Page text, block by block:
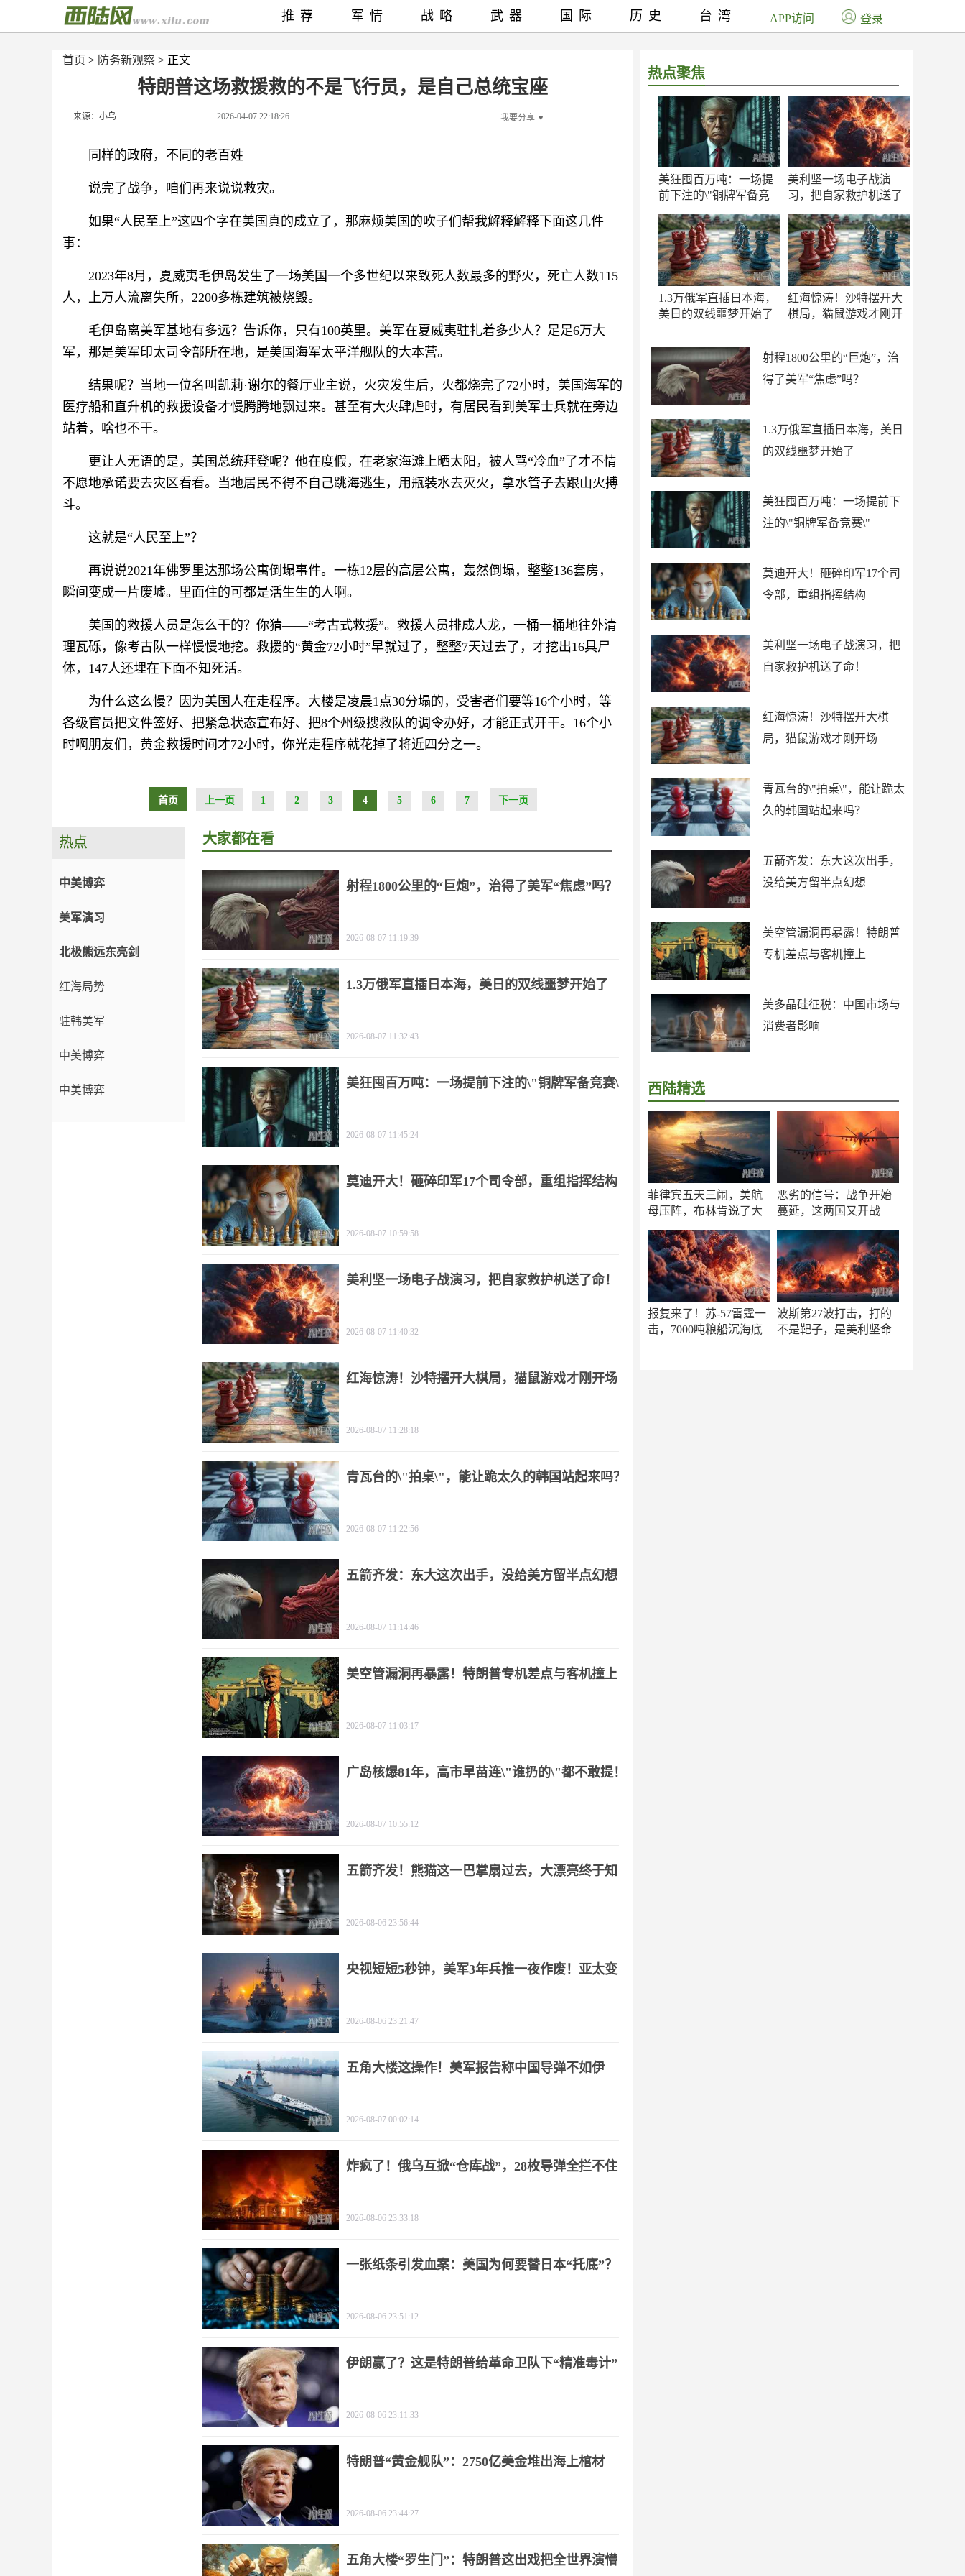
首页 > 防务新观察 > 正文
特朗普这场救援救的不是飞行员，是自己总统宝座
来源：小鸟 2026-04-07 22:18:26 我要分享
同样的政府，不同的老百姓
说完了战争，咱们再来说说救灾。
如果“人民至上”这四个字在美国真的成立了，那麻烦美国的吹子们帮我解释解释下面这几件
事：
2023年8月，夏威夷毛伊岛发生了一场美国一个多世纪以来致死人数最多的野火，死亡人数115
人，上万人流离失所，2200多栋建筑被烧毁。
毛伊岛离美军基地有多远？告诉你，只有100英里。美军在夏威夷驻扎着多少人？足足6万大
军，那是美军印太司令部所在地，是美国海军太平洋舰队的大本营。
结果呢？当地一位名叫凯莉·谢尔的餐厅业主说，火灾发生后，火都烧完了72小时，美国海军的
医疗船和直升机的救援设备才慢腾腾地飘过来。甚至有大火肆虐时，有居民看到美军士兵就在旁边
站着，啥也不干。
更让人无语的是，美国总统拜登呢？他在度假，在老家海滩上晒太阳，被人骂“冷血”了才不情
不愿地承诺要去灾区看看。当地居民不得不自己跳海逃生，用瓶装水去灭火，拿水管子去跟山火搏
斗。
这就是“人民至上”？
再说说2021年佛罗里达那场公寓倒塌事件。一栋12层的高层公寓，轰然倒塌，整整136套房，
瞬间变成一片废墟。里面住的可都是活生生的人啊。
美国的救援人员是怎么干的？你猜——“考古式救援”。救援人员排成人龙，一桶一桶地往外清
理瓦砾，像考古队一样慢慢地挖。救援的“黄金72小时”早就过了，整整7天过去了，才挖出16具尸
体，147人还埋在下面不知死活。
为什么这么慢？因为美国人在走程序。大楼是凌晨1点30分塌的，受害者们要等16个小时，等
各级官员把文件签好、把紧急状态宣布好、把8个州级搜救队的调令办好，才能正式开干。16个小
时啊朋友们，黄金救援时间才72小时，你光走程序就花掉了将近四分之一。
首页 上一页 1 2 3 4 5 6 7 下一页
热点聚焦
美狂囤百万吨：一场提
前下注的\"铜牌军备竞
美利坚一场电子战演
习，把自家救护机送了
1.3万俄军直插日本海，
美日的双线噩梦开始了
红海惊涛！沙特摆开大
棋局，猫鼠游戏才刚开
射程1800公里的“巨炮”，治
得了美军“焦虑”吗？
1.3万俄军直插日本海，美日
的双线噩梦开始了
美狂囤百万吨：一场提前下
注的\"铜牌军备竞赛\"
莫迪开大！砸碎印军17个司
令部，重组指挥结构
美利坚一场电子战演习，把
自家救护机送了命！
红海惊涛！沙特摆开大棋
局，猫鼠游戏才刚开场
青瓦台的\"拍桌\"，能让跪太
久的韩国站起来吗？
五箭齐发：东大这次出手，
没给美方留半点幻想
美空管漏洞再暴露！特朗普
专机差点与客机撞上
美多晶硅征税：中国市场与
消费者影响
西陆精选
菲律宾五天三闹，美航
母压阵，布林肯说了大
恶劣的信号：战争开始
蔓延，这两国又开战
报复来了！苏-57雷霆一
击，7000吨粮船沉海底
波斯第27波打击，打的
不是靶子，是美利坚命
推荐 军情 战略 武器 国际 历史 台湾 APP访问 登录
热点
中美博弈
美军演习
北极熊远东亮剑
红海局势
驻韩美军
中美博弈
中美博弈
大家都在看
射程1800公里的“巨炮”，治得了美军“焦虑”吗？
2026-08-07 11:19:39
1.3万俄军直插日本海，美日的双线噩梦开始了
2026-08-07 11:32:43
美狂囤百万吨：一场提前下注的\"铜牌军备竞赛\"
2026-08-07 11:45:24
莫迪开大！砸碎印军17个司令部，重组指挥结构
2026-08-07 10:59:58
美利坚一场电子战演习，把自家救护机送了命！
2026-08-07 11:40:32
红海惊涛！沙特摆开大棋局，猫鼠游戏才刚开场
2026-08-07 11:28:18
青瓦台的\"拍桌\"，能让跪太久的韩国站起来吗？
2026-08-07 11:22:56
五箭齐发：东大这次出手，没给美方留半点幻想
2026-08-07 11:14:46
美空管漏洞再暴露！特朗普专机差点与客机撞上
2026-08-07 11:03:17
广岛核爆81年，高市早苗连\"谁扔的\"都不敢提！
2026-08-07 10:55:12
五箭齐发！熊猫这一巴掌扇过去，大漂亮终于知
2026-08-06 23:56:44
央视短短5秒钟，美军3年兵推一夜作废！亚太变
2026-08-06 23:21:47
五角大楼这操作！美军报告称中国导弹不如伊
2026-08-07 00:02:14
炸疯了！俄乌互掀“仓库战”，28枚导弹全拦不住
2026-08-06 23:33:18
一张纸条引发血案：美国为何要替日本“托底”？
2026-08-06 23:51:12
伊朗赢了？这是特朗普给革命卫队下“精准毒计”
2026-08-06 23:11:33
特朗普“黄金舰队”：2750亿美金堆出海上棺材
2026-08-06 23:44:27
五角大楼“罗生门”：特朗普这出戏把全世界演懵